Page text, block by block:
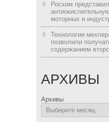
Росхим
моторных и
Технологии
позволили
содержанием
АРХИВЫ
Архивы